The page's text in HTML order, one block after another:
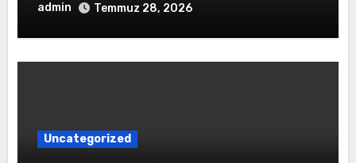
admin Temmuz 28, 2026
Uncategorized